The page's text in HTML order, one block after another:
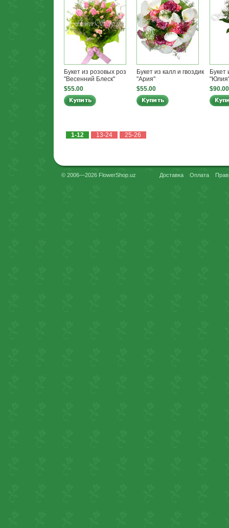
Букет из розовых роз
"Весенний Блеск"
$55.00
Букет из калл и гвоздик
"Ария"
$55.00
Букет
$90.00
1-12 13-24 25-26
© 2006—2026 FlowerShop.uz Доставка Оплата